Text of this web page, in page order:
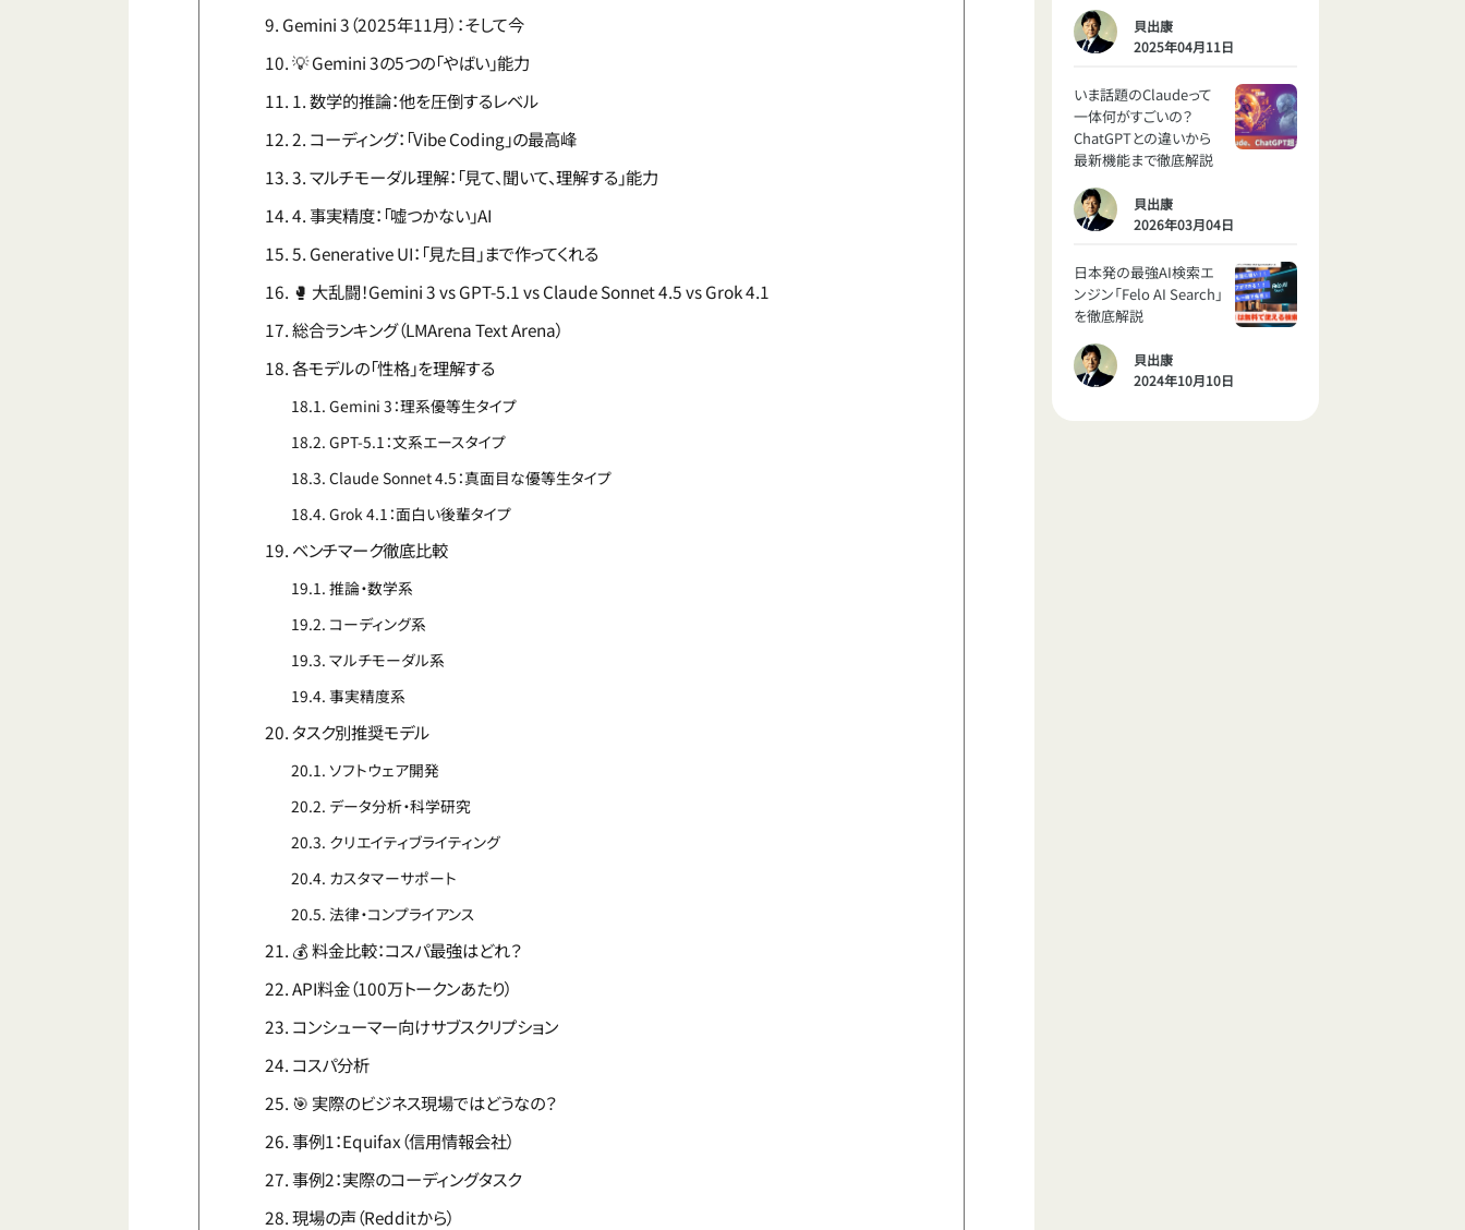
Gemini 3（2025年11月）：そして今
💡 Gemini 3の5つの「やばい」能力
1. 数学的推論：他を圧倒するレベル
2. コーディング：「Vibe Coding」の最高峰
3. マルチモーダル理解：「見て、聞いて、理解する」能力
4. 事実精度：「嘘つかない」AI
5. Generative UI：「見た目」まで作ってくれる
🥊 大乱闘！Gemini 3 vs GPT-5.1 vs Claude Sonnet 4.5 vs Grok 4.1
総合ランキング（LMArena Text Arena）
各モデルの「性格」を理解する
Gemini 3：理系優等生タイプ
GPT-5.1：文系エースタイプ
Claude Sonnet 4.5：真面目な優等生タイプ
Grok 4.1：面白い後輩タイプ
ベンチマーク徹底比較
推論・数学系
コーディング系
マルチモーダル系
事実精度系
タスク別推奨モデル
ソフトウェア開発
データ分析・科学研究
クリエイティブライティング
カスタマーサポート
法律・コンプライアンス
💰 料金比較：コスパ最強はどれ？
API料金（100万トークンあたり）
コンシューマー向けサブスクリプション
コスパ分析
🎯 実際のビジネス現場ではどうなの？
事例1：Equifax（信用情報会社）
事例2：実際のコーディングタスク
現場の声（Redditから）
貝出康
2025年04月11日
いま話題のClaudeって
一体何がすごいの？
ChatGPTとの違いから
最新機能まで徹底解説
貝出康
2026年03月04日
日本発の最強AI検索エ
ンジン「Felo AI Search」
を徹底解説
貝出康
2024年10月10日